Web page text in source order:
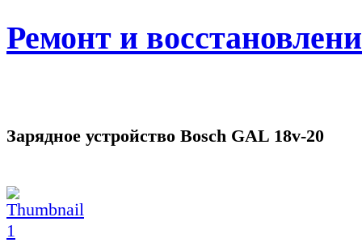
Ремонт и
Зарядное устройство Bosch GAL 18v-20